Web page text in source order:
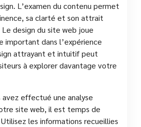
L’examen du contenu permet
sa clarté et son attrait
design du site web joue
important dans l’expérience
attrayant et intuitif peut
à explorer davantage votre
avez effectué une analyse
site web, il est temps de
les informations recueillies